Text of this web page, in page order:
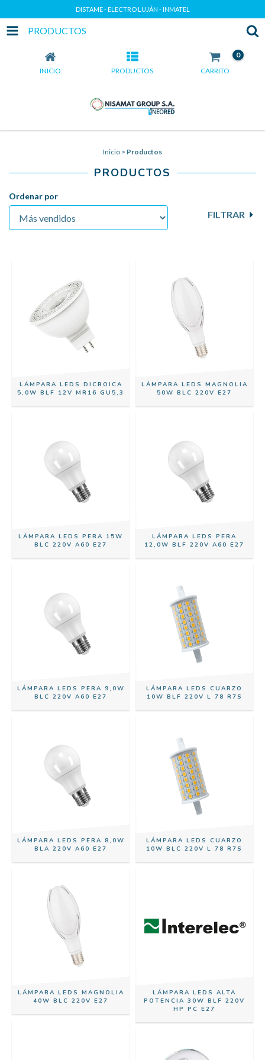
DISTAME - ELECTRO LUJÁN - INMATEL
PRODUCTOS
INICIO PRODUCTOS CARRITO
0
Inicio > Productos
PRODUCTOS
Ordenar por
FILTRAR
LÁMPARA LEDS DICROICA
5,0W BLF 12V MR16 GU5,3
LÁMPARA LEDS MAGNOLIA
50W BLC 220V E27
LÁMPARA LEDS PERA 15W
BLC 220V A60 E27
LÁMPARA LEDS PERA
12,0W BLF 220V A60 E27
LÁMPARA LEDS PERA 9,0W
BLC 220V A60 E27
LÁMPARA LEDS CUARZO
10W BLF 220V L 78 R7S
LÁMPARA LEDS PERA 8,0W
BLA 220V A60 E27
LÁMPARA LEDS CUARZO
10W BLC 220V L 78 R7S
LÁMPARA LEDS MAGNOLIA
40W BLC 220V E27
LÁMPARA LEDS ALTA
POTENCIA 30W BLF 220V
HP PC E27